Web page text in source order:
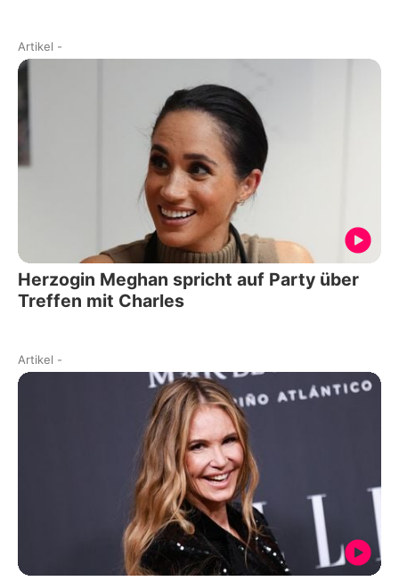
Artikel -
Herzogin Meghan spricht auf Party über
Treffen mit Charles
Artikel -